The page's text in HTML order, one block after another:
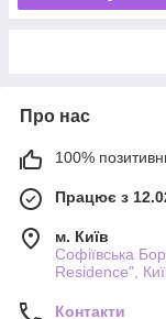
Про нас
100%
Працює з
м. Київ
Софіївська
Residence",
Контакти